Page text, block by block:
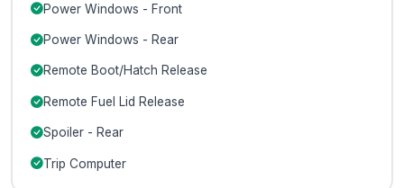
Power Windows - Front
Power Windows - Rear
Remote Boot/Hatch Release
Remote Fuel Lid Release
Spoiler - Rear
Trip Computer